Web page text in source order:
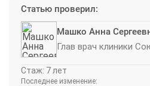
Статью проверил:
Машко Анна
Глав врач клиники
Стаж: 7 лет
Последнее изменение: